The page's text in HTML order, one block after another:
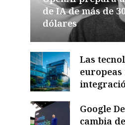
de IA de más de
dólares
Las
Google
cambia